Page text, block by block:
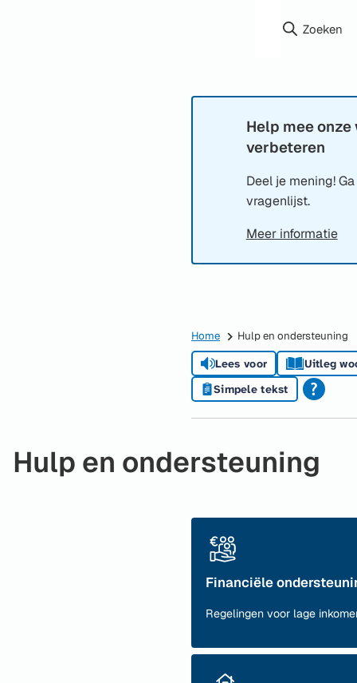
Zoeken
Informatie:
Help mee
verbeteren
Deel je mening!
vragenlijst.
Meer informatie
Home Hulp en ondersteuning
Lees voor
Uitleg
Simpele tekst
Hulp en ondersteuning
Financiële
Regelingen voor lage